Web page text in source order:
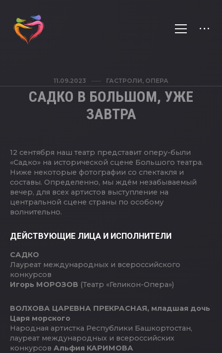
11.09.2023 ГАСТРОЛИ, ОПЕРА
САДКО В БОЛЬШОМ, УЖЕ
ЗАВТРА
12 сентября наш театр представит оперу-были
«Садко» на исторической сцене Большого театра.
Ниже некоторые фотографии со спектакля и
составы. Определенно, мы ждём незабываемый
вечер, для всех артистов выступление на
центральной сцене страны по особому
волнительно.
ДЕЙСТВУЮЩИЕ ЛИЦА И ИСПОЛНИТЕЛИ
САДКО
Лауреат международных и всероссийского
конкурсов
Игорь МОРОЗОВ (Театр «Геликон-Опера»)
ВОЛХОВА ЦАРЕВНА ПРЕКРАСНАЯ, младшая дочь
Царя морского
Народная артистка Республики Башкортостан,
лауреат международных и всероссийских
конкурсов Альфия КАРИМОВА